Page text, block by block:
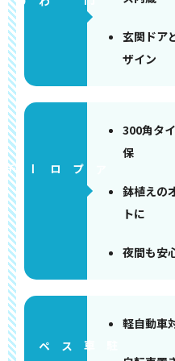
玄関ドア
ザイン
アプローチ
300角タ
保
鉢植えの
トに
夜間も安
軽自動車